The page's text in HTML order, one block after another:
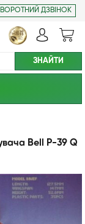
ДЗВІНОК
Bell P-39 Q